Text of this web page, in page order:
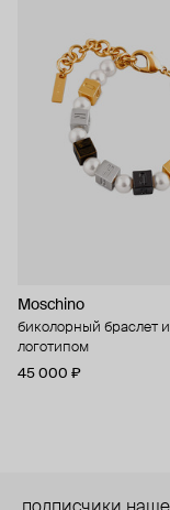
Moschino
биколорный браслет
логотипом
45 000 ₽